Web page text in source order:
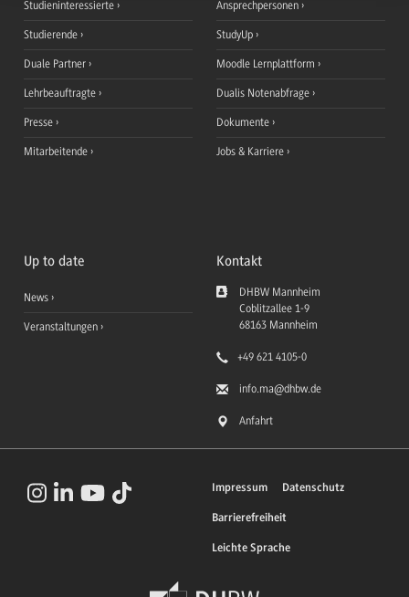
Studieninteressierte
Studierende
Duale Partner
Lehrbeauftragte
Presse
Mitarbeitende
Ansprechpersonen
StudyUp
Moodle Lernplattform
Dualis Notenabfrage
Dokumente
Jobs & Karriere
Up to date
News
Veranstaltungen
Kontakt
DHBW Mannheim
Coblitzallee 1-9
68163 Mannheim
+49 621 4105-0
info.ma@dhbw.de
Anfahrt
Impressum Datenschutz
Barrierefreiheit
Leichte Sprache